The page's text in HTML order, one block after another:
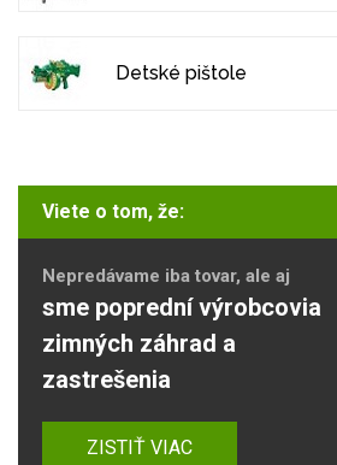
Detské pištole
Viete o tom, že:
Nepredávame iba tovar, ale aj
sme poprední výrobcovia
zimných záhrad a
zastrešenia
ZISTIŤ VIAC